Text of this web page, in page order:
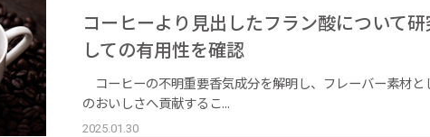
コーヒーより見出したフラン酸について
しての有用性を確認
コーヒーの不明重要香気成分を解明し、フレーバー素材
のおいしさへ貢献するこ...
2025.01.30